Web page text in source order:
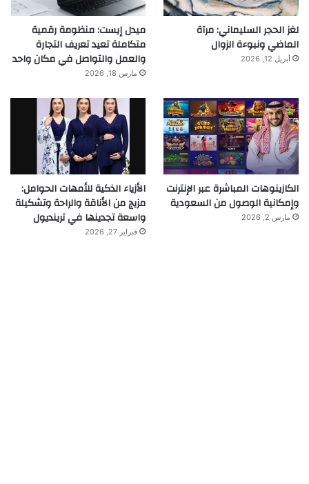
لغز الحجر السليماني: مرآة
الماضي ونبوءة الزوال
أبريل 12, 2026
ميدل إيست: منظومة رقمية
متكاملة تعيد تعريف التجارة
والعمل والتواصل في مكان واحد
مارس 18, 2026
الكازينوهات المباشرة عبر الإنترنت
وإمكانية الوصول من السعودية
مارس 2, 2026
الأزياء الذكية للأمهات الحوامل:
مزيج من الأناقة والراحة وتشكيلة
واسعة تجدينها في ترينديول
فبراير 27, 2026